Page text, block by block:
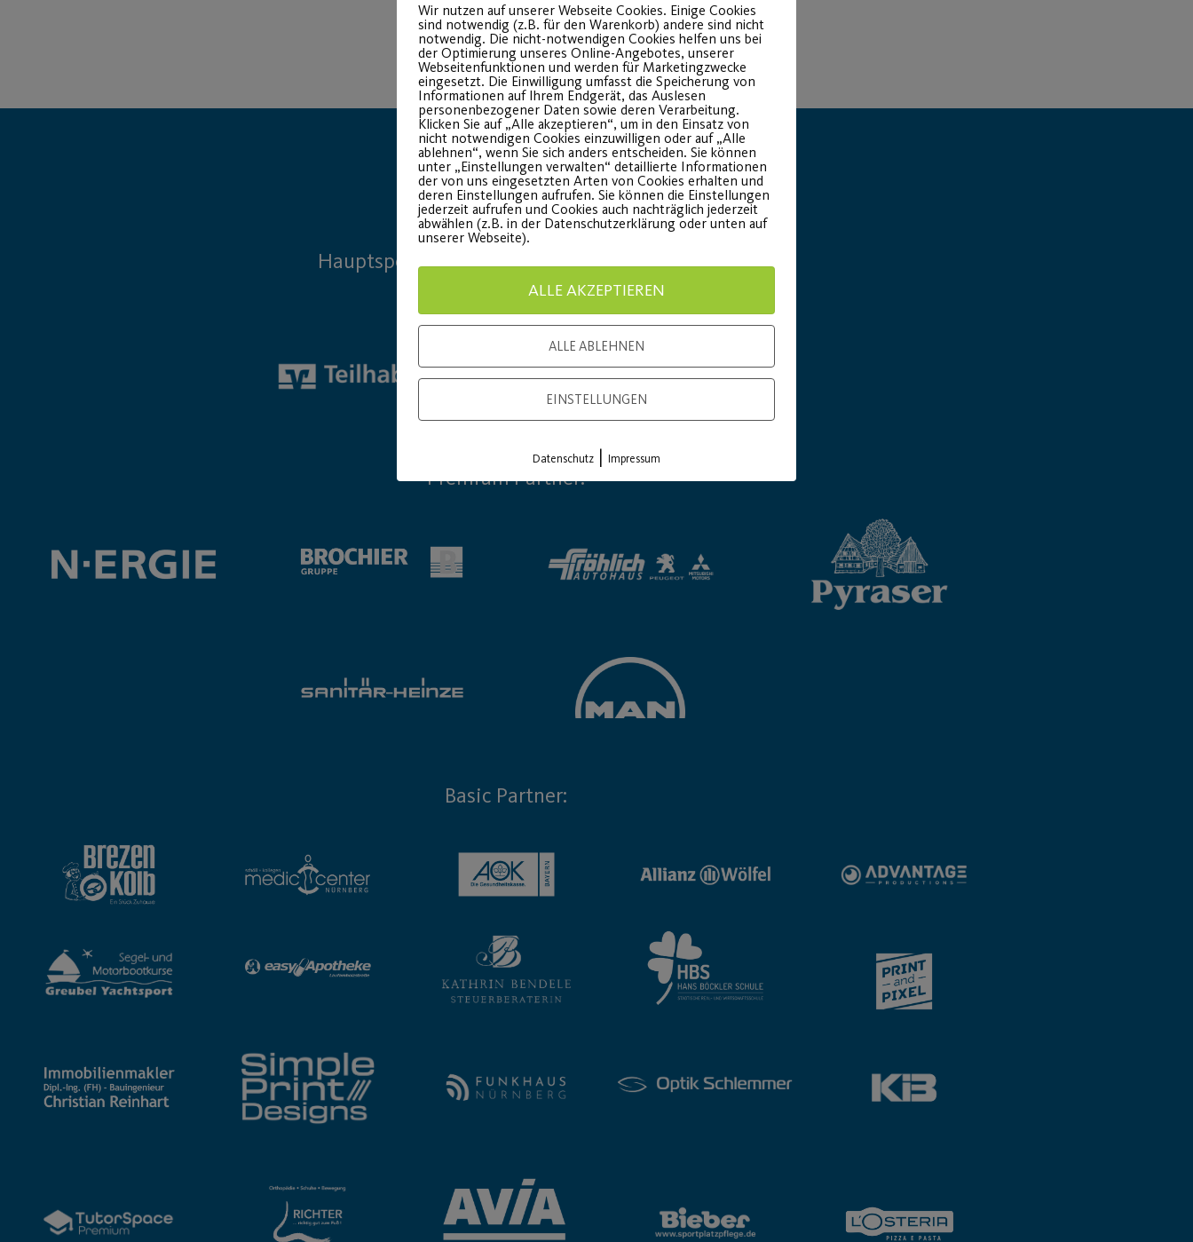
Hauptsponsor Generalausrüster
Premium Partner:
Basic Partner:
Wir nutzen auf unserer Webseite Cookies. Einige Cookies
sind notwendig (z.B. für den Warenkorb) andere sind nicht
notwendig. Die nicht-notwendigen Cookies helfen uns bei
der Optimierung unseres Online-Angebotes, unserer
Webseitenfunktionen und werden für Marketingzwecke
eingesetzt. Die Einwilligung umfasst die Speicherung von
Informationen auf Ihrem Endgerät, das Auslesen
personenbezogener Daten sowie deren Verarbeitung.
Klicken Sie auf „Alle akzeptieren“, um in den Einsatz von
nicht notwendigen Cookies einzuwilligen oder auf „Alle
ablehnen“, wenn Sie sich anders entscheiden. Sie können
unter „Einstellungen verwalten“ detaillierte Informationen
der von uns eingesetzten Arten von Cookies erhalten und
deren Einstellungen aufrufen. Sie können die Einstellungen
jederzeit aufrufen und Cookies auch nachträglich jederzeit
abwählen (z.B. in der Datenschutzerklärung oder unten auf
unserer Webseite).
ALLE AKZEPTIEREN
ALLE ABLEHNEN
EINSTELLUNGEN
Datenschutz | Impressum